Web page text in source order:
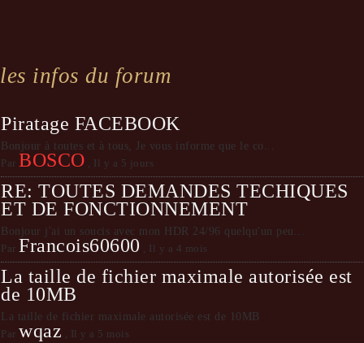
les infos du forum
Piratage FACEBOOK
Bonjour à toutes et à tous, Je vous informe que le co...
Par BOSCO , Il y a 5 jours
RE: TOUTES DEMANDES TECHIQUES
ET DE FONCTIONNEMENT
Bonjour j'ai un soucis avec mon HDR 24/96 quelqu'un peu...
Par Francois60600 , Il y a 4 mois
La taille de fichier maximale autorisée est
de 10MB
La taille de fichier maximale autorisée est de 10MB
Par wqaz , Il y a 5 mois